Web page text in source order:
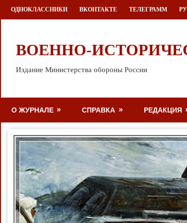
Перейти
к
ОДНОКЛАССНИКИ ВКОНТАКТЕ ТЕЛЕГРАММ
ВОЕННО-
Издание Министерства обороны России
О ЖУРНАЛЕ СПРАВКА РЕДАКЦИЯ